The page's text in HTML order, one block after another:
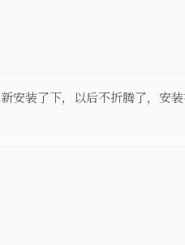
安装了下，以后不折腾了，安